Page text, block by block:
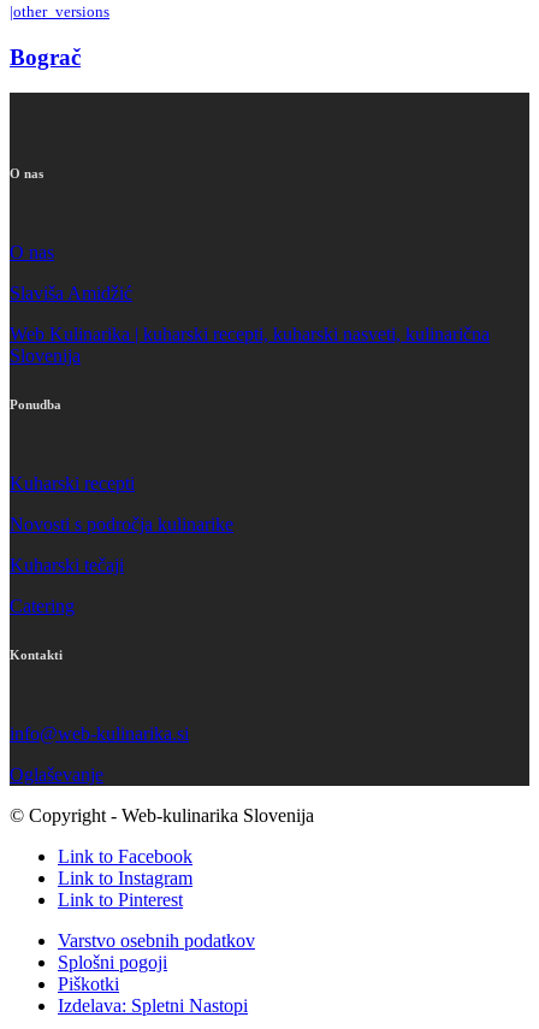
|other_versions
Bograč
O nas
O nas
Slaviša Amidžić
Web Kulinarika | kuharski recepti, kuharski nasveti, kulinarična
Slovenija
Ponudba
Kuharski recepti
Novosti s področja kulinarike
Kuharski tečaji
Catering
Kontakti
info@web-kulinarika.si
Oglaševanje
© Copyright - Web-kulinarika Slovenija
Link to Facebook
Link to Instagram
Link to Pinterest
Varstvo osebnih podatkov
Splošni pogoji
Piškotki
Izdelava: Spletni Nastopi